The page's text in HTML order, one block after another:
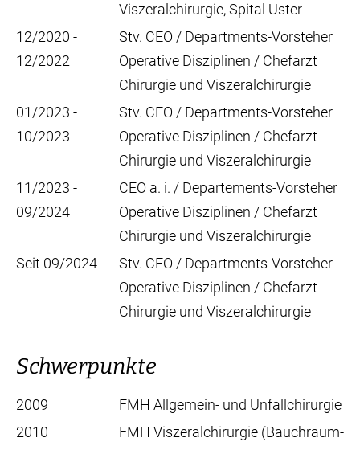
Viszeralchirurgie, Spital Uster
12/2020 -
12/2022
Stv. CEO / Departments-Vorsteher
Operative Disziplinen / Chefarzt
Chirurgie und Viszeralchirurgie
01/2023 -
10/2023
Stv. CEO / Departments-Vorsteher
Operative Disziplinen / Chefarzt
Chirurgie und Viszeralchirurgie
11/2023 -
09/2024
CEO a. i. / Departements-Vorsteher
Operative Disziplinen / Chefarzt
Chirurgie und Viszeralchirurgie
Seit 09/2024
Stv. CEO / Departments-Vorsteher
Operative Disziplinen / Chefarzt
Chirurgie und Viszeralchirurgie
Schwerpunkte
2009
FMH Allgemein- und Unfallchirurgie
2010
FMH Viszeralchirurgie (Bauchraum-